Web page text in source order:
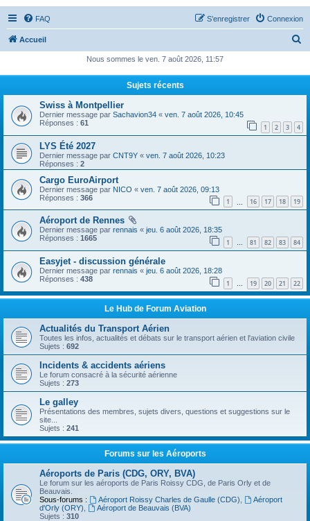
FAQ Connexion
S’enregistrer
Accueil
r
c
e
Nous sommes le ven. 7 août 2026, 11:57
Sujets récents
Swiss à Montpellier
Dernier message par Sachavion34 « ven. 7 août 2026, 10:45
Réponses : 61 1 2 3 4
LYS Été 2027
Dernier message par CNT9Y « ven. 7 août 2026, 10:23
Réponses : 2
Cargo EuroAirport
Dernier message par NICO « ven. 7 août 2026, 09:13
Réponses : 366 1 16 17 18 19
Aéroport de Rennes
Dernier message par rennais « jeu. 6 août 2026, 18:35
Réponses : 1665 1 … 81 82 83 84
Easyjet - discussion générale
Dernier message par rennais « jeu. 6 août 2026, 18:28
Réponses : 438 1 … 19 20 21 22
Le Hub de Forum Aviation
Actualités du Transport Aérien
Toutes les infos, actualités et débats sur le transport aérien et l'aviation civile
Sujets : 692
Incidents & accidents aériens
Le forum consacré à la sécurité aérienne
Sujets : 273
Le galley
Présentations des membres, sujets divers, questions et suggestions sur le
site...
Sujets : 241
Forums sur les Aéroports
Aéroports de Paris (CDG, ORY, BVA)
Le forum sur les aéroports de Paris Roissy CDG, de Paris Orly et de
Beauvais.
Sous-forums :
Aéroport Roissy Charles de Gaulle (CDG)
Aéroport
d'Orly (ORY)
Aéroport de Beauvais (BVA)
Sujets : 310